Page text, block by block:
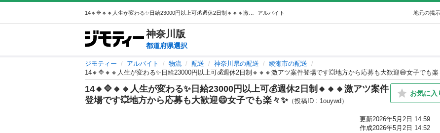
アルバイト 地元の掲
神奈川 版
都道府県選択
ジモティー アルバイト 物流 配送 神奈川県の配送
綾瀬市の配送
14🔸🔷🔸🔸人生が変わる✨日給23000円以上可💰週休2日制🔸🔸🔸激アツ案件登場です💥地方から応募も大歓迎😄女子でも楽
14🔸🔷🔸🔸人生が変わる✨日給23000円以上可💰週休2日制🔸🔸🔸激アツ案件
登場です💥地方から応募も大歓迎😄女子でも楽々✨ （投稿ID : 1ouywd）
お気に入
更新2026年5月2日 14:59
作成2026年5月2日 14:52